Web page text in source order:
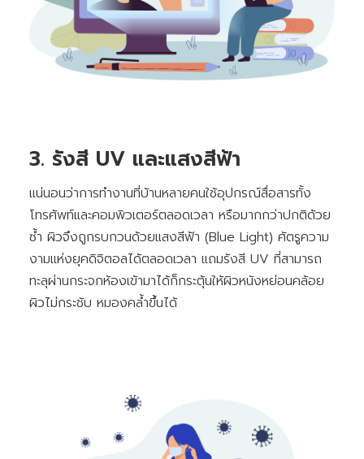
3. รังสี UV และแสงสีฟ้า
แน่นอนว่าการทำงานที่บ้านหลายคนใช้อุปกรณ์สื่อสารทั้ง
โทรศัพท์และคอมพิวเตอร์ตลอดเวลา หรือมากกว่าปกติด้วย
ซ้ำ ผิวจึงถูกรบกวนด้วยแสงสีฟ้า (Blue Light) ศัตรูความ
งามแห่งยุคดิจิตอลได้ตลอดเวลา แถมรังสี UV ที่สามารถ
ทะลุผ่านกระจกห้องเข้ามาได้ก็กระตุ้นให้ผิวหนังหย่อนคล้อย
ผิวไม่กระชับ หมองคล้ำขึ้นได้